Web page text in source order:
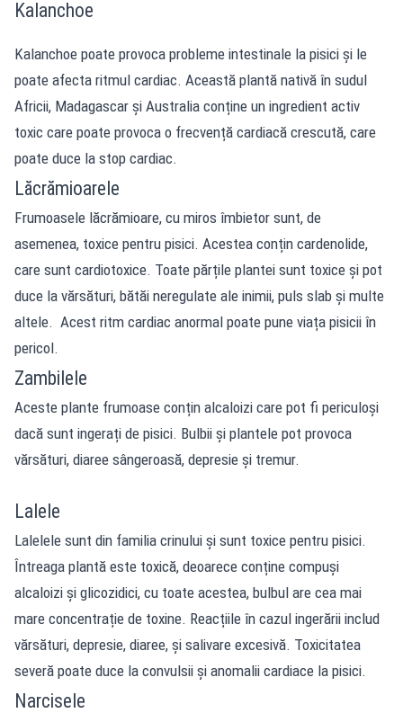
Kalanchoe
Kalanchoe poate provoca probleme intestinale la pisici și le
poate afecta ritmul cardiac. Această plantă nativă în sudul
Africii, Madagascar și Australia conține un ingredient activ
toxic care poate provoca o frecvență cardiacă crescută, care
poate duce la stop cardiac.
Lăcrămioarele
Frumoasele lăcrămioare, cu miros îmbietor sunt, de
asemenea, toxice pentru pisici. Acestea conțin cardenolide,
care sunt cardiotoxice. Toate părțile plantei sunt toxice și pot
duce la vărsături, bătăi neregulate ale inimii, puls slab și multe
altele. Acest ritm cardiac anormal poate pune viața pisicii în
pericol.
Zambilele
Aceste plante frumoase conțin alcaloizi care pot fi periculoși
dacă sunt ingerați de pisici. Bulbii și plantele pot provoca
vărsături, diaree sângeroasă, depresie și tremur.
Lalele
Lalelele sunt din familia crinului și sunt toxice pentru pisici.
Întreaga plantă este toxică, deoarece conține compuși
alcaloizi și glicozidici, cu toate acestea, bulbul are cea mai
mare concentrație de toxine. Reacțiile în cazul ingerării includ
vărsături, depresie, diaree, și salivare excesivă. Toxicitatea
severă poate duce la convulsii și anomalii cardiace la pisici.
Narcisele